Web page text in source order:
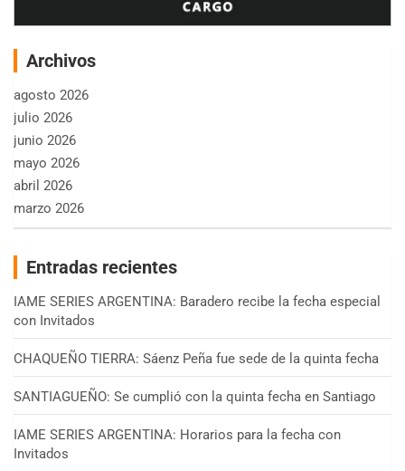
Archivos
agosto 2026
julio 2026
junio 2026
mayo 2026
abril 2026
marzo 2026
Entradas recientes
IAME SERIES ARGENTINA: Baradero recibe la fecha especial
con Invitados
CHAQUEÑO TIERRA: Sáenz Peña fue sede de la quinta fecha
SANTIAGUEÑO: Se cumplió con la quinta fecha en Santiago
IAME SERIES ARGENTINA: Horarios para la fecha con
Invitados